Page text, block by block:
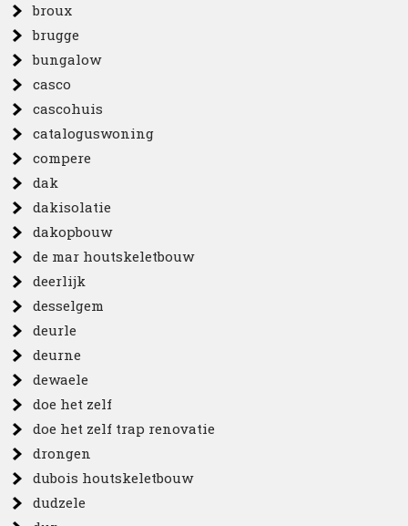
broux
brugge
bungalow
casco
cascohuis
cataloguswoning
compere
dak
dakisolatie
dakopbouw
de mar houtskeletbouw
deerlijk
desselgem
deurle
deurne
dewaele
doe het zelf
doe het zelf trap renovatie
drongen
dubois houtskeletbouw
dudzele